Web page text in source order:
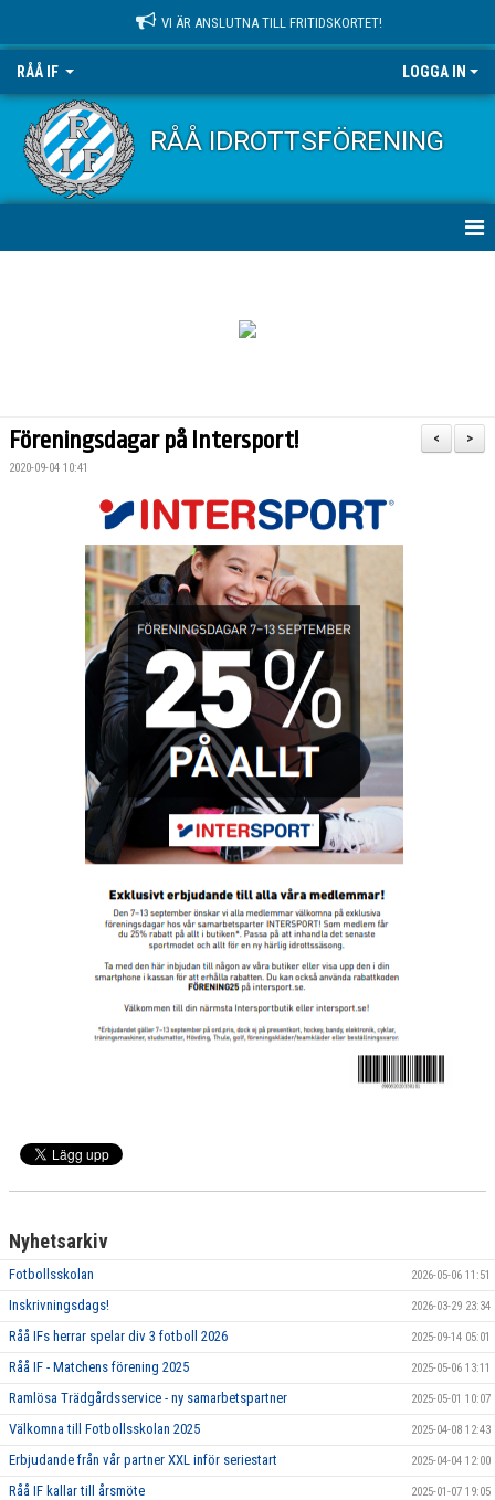
VI ÄR ANSLUTNA TILL FRITIDSKORTET!
RÅÅ IF LOGGA IN
RÅÅ IDROTTSFÖRENING
KALENDER
RÅÅ IF:S UTBILDNINGSPLAN
BILDGALLERI
>
<
Föreningsdagar på Intersport!
2020-09-04 10:41
Nyhetsarkiv
Fotbollsskolan 2026-05-06 11:51
Inskrivningsdags! 2026-03-29 23:34
Råå IFs herrar spelar div 3 fotboll 2026 2025-09-14 05:01
Råå IF - Matchens förening 2025 2025-05-06 13:11
Ramlösa Trädgårdsservice - ny samarbetspartner 2025-05-01 10:07
Välkomna till Fotbollsskolan 2025 2025-04-08 12:43
Erbjudande från vår partner XXL inför seriestart 2025-04-04 12:00
Råå IF kallar till årsmöte 2025-01-07 19:05